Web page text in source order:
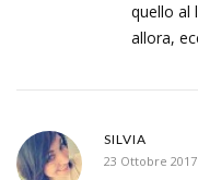
quello al
allora,
SILVIA
23 Ottobre 2017